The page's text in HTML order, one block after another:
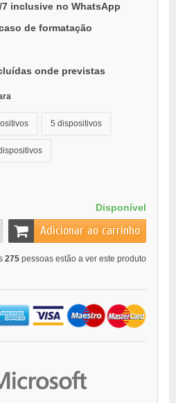
inclusive no WhatsApp
de formatação
onde previstas
5 dispositivos
Disponível
Adicionar ao carrinho
275 pessoas estão a ver este produto